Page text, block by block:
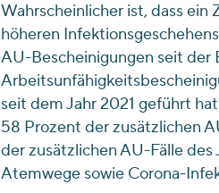
Wahrscheinlicher ist, dass
höheren
AU-Bescheinigungen seit der
seit dem Jahr 2021 geführt
58 Prozent der zusätzlichen
der zusätzlichen AU-Fälle
Atemwege sowie Corona-